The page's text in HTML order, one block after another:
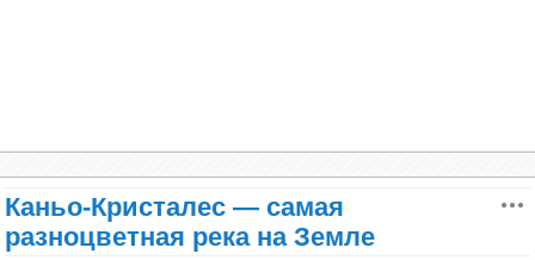
Каньо-Кристалес — самая
разноцветная река на Земле